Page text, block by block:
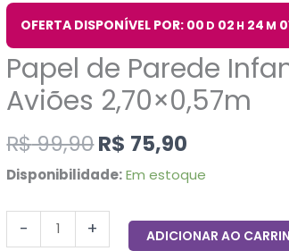
OFERTA DISPONÍVEL POR: 00 D 02 H 24 M
Papel de Parede
Aviões 2,70×0,57m
R$99,90
O
preço
original
era:
R$ 99,90.
R$ 75,90
O
preço
atual
é:
R$ 75,90.
Disponibilidade: Em estoque
-
Papel
de
Parede
Infantil
e
Aviões
quantidade
+ ADICIONAR AO